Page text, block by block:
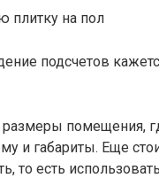
плитку на пол
подсчетов
помещения,
и габариты. Еще
то есть